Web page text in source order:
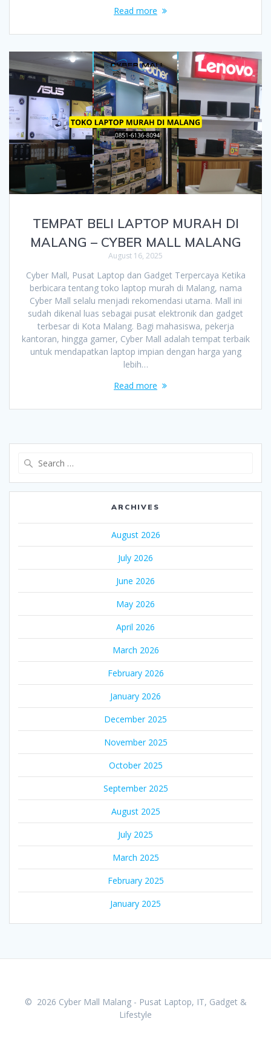
Read more
TEMPAT BELI LAPTOP MURAH DI
MALANG – CYBER MALL MALANG
August 16, 2025
Cyber Mall, Pusat Laptop dan Gadget Terpercaya Ketika
berbicara tentang toko laptop murah di Malang, nama
Cyber Mall selalu menjadi rekomendasi utama. Mall ini
sudah dikenal luas sebagai pusat elektronik dan gadget
terbesar di Kota Malang. Bagi mahasiswa, pekerja
kantoran, hingga gamer, Cyber Mall adalah tempat terbaik
untuk mendapatkan laptop impian dengan harga yang
lebih…
Read more
ARCHIVES
August 2026
July 2026
June 2026
May 2026
April 2026
March 2026
February 2026
January 2026
December 2025
November 2025
October 2025
September 2025
August 2025
July 2025
March 2025
February 2025
January 2025
© 2026 Cyber Mall Malang - Pusat Laptop, IT, Gadget &
Lifestyle